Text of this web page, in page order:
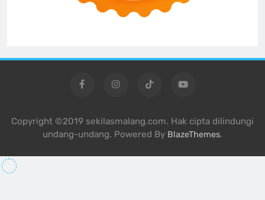
Copyright ©2019 sekilasmalang.com. Hak cipta dilindungi
undang-undang. Powered By BlazeThemes.